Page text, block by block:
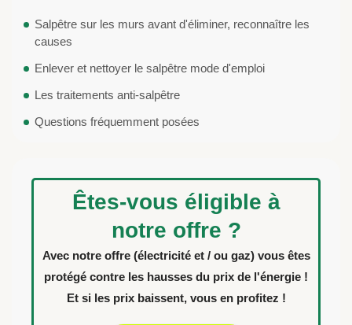
Salpêtre sur les murs avant d'éliminer, reconnaître les
causes
Enlever et nettoyer le salpêtre mode d'emploi​
Les traitements anti-salpêtre
Questions fréquemment posées
Êtes-vous éligible à
notre offre ?
Avec notre offre (électricité et / ou gaz) vous êtes
protégé contre les hausses du prix de l'énergie !
Et si les prix baissent, vous en profitez !